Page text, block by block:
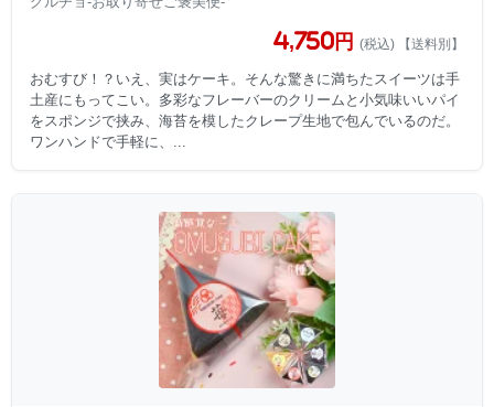
4,750円 (税込) 【送料別】
おむすび！？いえ、実はケーキ。そんな驚きに満ちたスイーツは手
土産にもってこい。多彩なフレーバーのクリームと小気味いいパイ
をスポンジで挟み、海苔を模したクレープ生地で包んでいるのだ。
ワンハンドで手軽に、...